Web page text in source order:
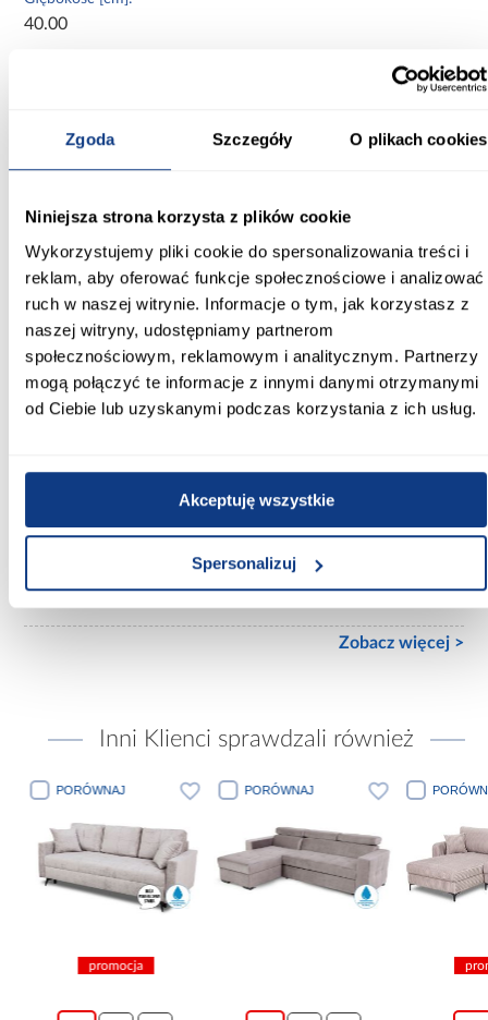
Zgoda Szczegóły O plikach cookies
Niniejsza strona korzysta z plików cookie
Wykorzystujemy pliki cookie do spersonalizowania treści i
reklam, aby oferować funkcje społecznościowe i analizować
ruch w naszej witrynie. Informacje o tym, jak korzystasz z
naszej witryny, udostępniamy partnerom
społecznościowym, reklamowym i analitycznym. Partnerzy
mogą połączyć te informacje z innymi danymi otrzymanymi
od Ciebie lub uzyskanymi podczas korzystania z ich usług.
Akceptuję wszystkie
Spersonalizuj
40.00
Kolor frontów:
biały
Kolor korpusu:
Wybarwienie:
białe
Lustro:
bez lustra
mat
Zobacz więcej >
Inni Klienci sprawdzali również
PORÓWNAJ
promocja
PORÓWNAJ